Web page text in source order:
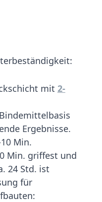
mit 2-
Ergebnisse.
Min.
Min. griffest und
24 Std. ist
für